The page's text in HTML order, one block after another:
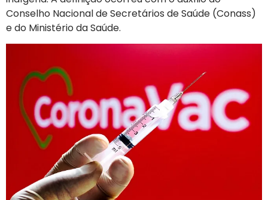
Conselho Nacional de Secretários de Saúde (Conass)
e do Ministério da Saúde.